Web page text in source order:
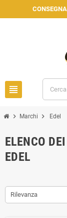
view_headline
chevron_right Marchi chevron_right Edel
ELENCO
EDEL
Rilevanza